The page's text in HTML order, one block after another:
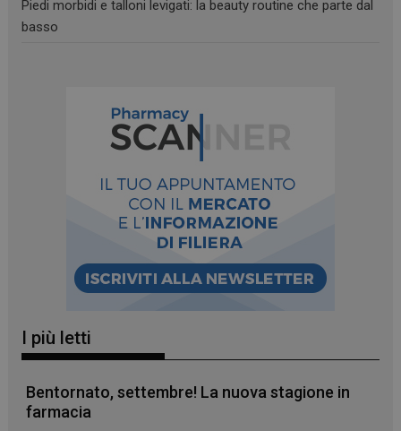
Piedi morbidi e talloni levigati: la beauty routine che parte dal
basso
I più letti
Bentornato, settembre! La nuova stagione in
farmacia
_ga_YJ0035S3E9 .panoramacosmetico.it
CookieScriptConsent
CookieScript